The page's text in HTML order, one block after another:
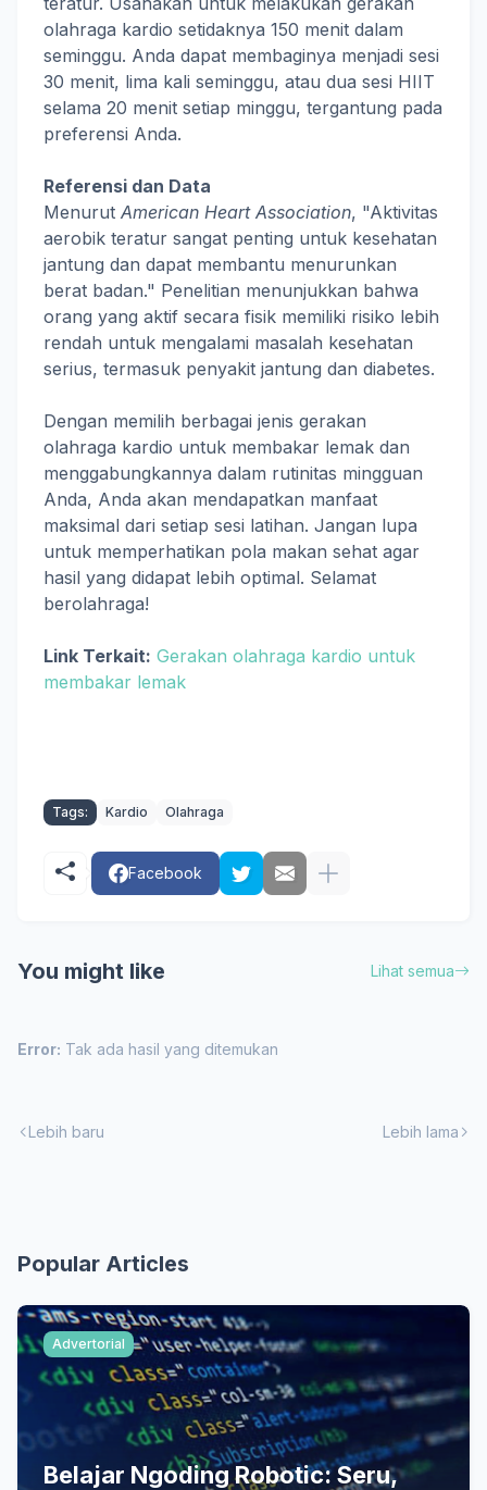
olahraga kardio setidaknya 150 menit dalam
seminggu. Anda dapat membaginya menjadi sesi
30 menit, lima kali seminggu, atau dua sesi HIIT
selama 20 menit setiap minggu, tergantung pada
preferensi Anda.
Referensi dan Data
Menurut American Heart Association, "Aktivitas
aerobik teratur sangat penting untuk kesehatan
jantung dan dapat membantu menurunkan
berat badan." Penelitian menunjukkan bahwa
orang yang aktif secara fisik memiliki risiko lebih
rendah untuk mengalami masalah kesehatan
serius, termasuk penyakit jantung dan diabetes.
Dengan memilih berbagai jenis gerakan
olahraga kardio untuk membakar lemak dan
menggabungkannya dalam rutinitas mingguan
Anda, Anda akan mendapatkan manfaat
maksimal dari setiap sesi latihan. Jangan lupa
untuk memperhatikan pola makan sehat agar
hasil yang didapat lebih optimal. Selamat
berolahraga!
Link Terkait: Gerakan olahraga kardio untuk
membakar lemak
Tags: Kardio Olahraga
Facebook
You might like Lihat semua
Error: Tak ada hasil yang ditemukan
Lebih baru Lebih lama
Popular Articles
Advertorial
Belajar Ngoding Robotic: Seru,